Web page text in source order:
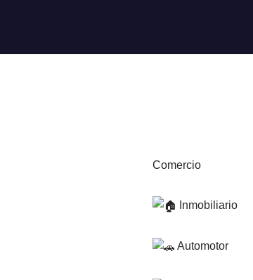
al
Comercio
Inmobiliario
Automotor